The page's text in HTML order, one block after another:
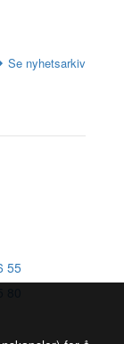
Se nyhetsarkiv
55